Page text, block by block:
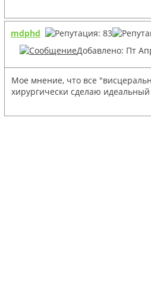
mdphd
Добавлено: Пт
Мое мнение, что все
хирургически сделаю